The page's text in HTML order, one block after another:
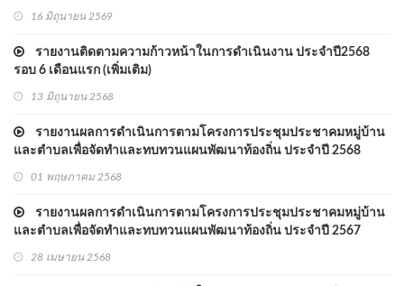
16 มิถุนายน 2569
รายงานติดตามความก้าวหน้าในการดำเนินงาน ประจำปี2568
รอบ 6 เดือนแรก (เพิ่มเติม)
13 มิถุนายน 2568
รายงานผลการดำเนินการตามโครงการประชุมประชาคมหมู่บ้าน
และตำบลเพื่อจัดทำและทบทวนแผนพัฒนาท้องถิ่น ประจำปี 2568
01 พฤษภาคม 2568
รายงานผลการดำเนินการตามโครงการประชุมประชาคมหมู่บ้าน
และตำบลเพื่อจัดทำและทบทวนแผนพัฒนาท้องถิ่น ประจำปี 2567
28 เมษายน 2568